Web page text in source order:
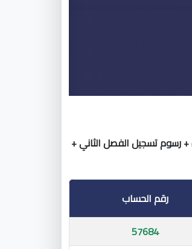
+ رسوم تسجيل الفصل الثاني +
رقم الحساب
57684